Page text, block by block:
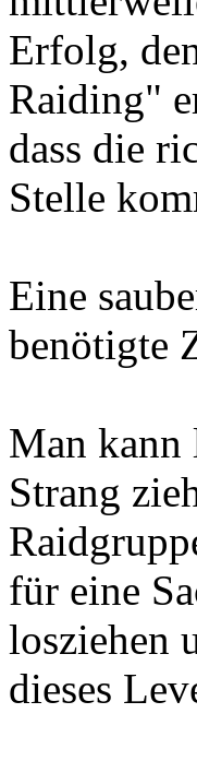
Erfolg,
Raiding"
dass die
Stelle
Eine
benötigte
Man kann
Strang
für eine
losziehen
dieses